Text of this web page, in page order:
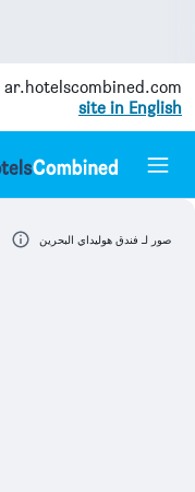
ar.hotelscombined.com
site in English
صور لـ فندق هوليداي البحرين